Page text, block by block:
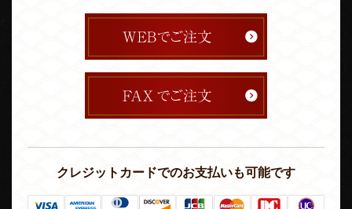
クレジットカードでのお支払いも可能です